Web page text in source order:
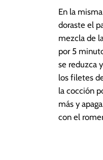
En la
doraste el
mezcla de
por 5
se reduzca
los filetes
la cocción
más y
con el